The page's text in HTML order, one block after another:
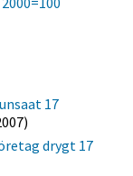
17
drygt 17